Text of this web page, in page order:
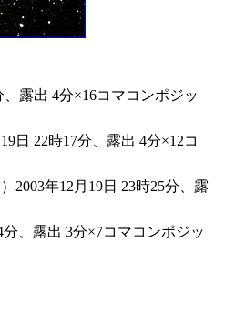
、露出 4分×16コマコンポジッ
日 22時17分、露出 4分×12コ
2003年12月19日 23時25分、露
分、露出 3分×7コマコンポジッ